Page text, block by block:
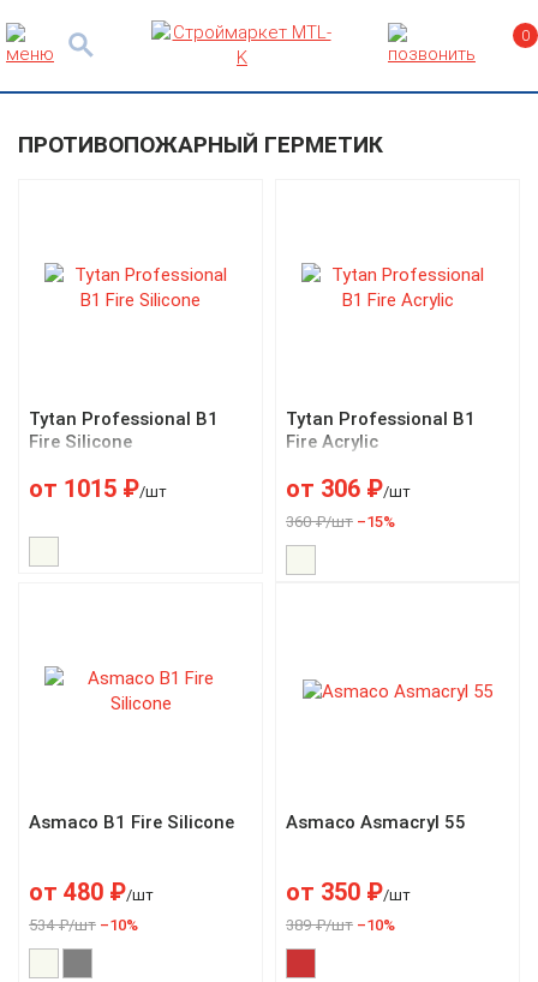
0
ПРОТИВОПОЖАРНЫЙ ГЕРМЕТИК
Tytan Professional B1
Fire Silicone
от 1015 ₽/шт
Tytan Professional B1
Fire Acrylic
от 306 ₽/шт
360 ₽/шт –15%
Asmaco B1 Fire Silicone
от 480 ₽/шт
534 ₽/шт –10%
Asmaco Asmacryl 55
от 350 ₽/шт
389 ₽/шт –10%